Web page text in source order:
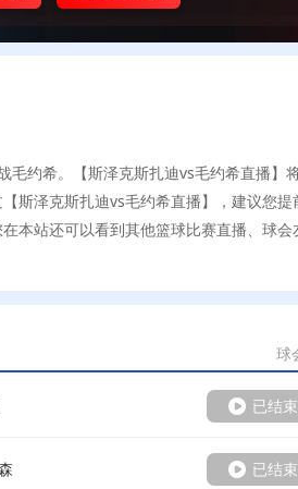
约希。【斯泽克斯扎迪vs毛约希直播】
斯泽克斯扎迪vs毛约希直播】，建议您提
本站还可以看到其他篮球比赛直播、球会
球
已结束
已结束